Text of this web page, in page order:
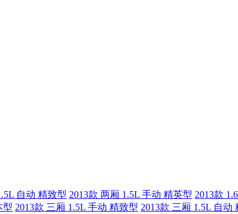
自动 精致型 2013款 两厢 1.5L 手动 精英型 2013款
型 2013款 三厢 1.5L 手动 精致型 2013款 三厢 1.5L 自动